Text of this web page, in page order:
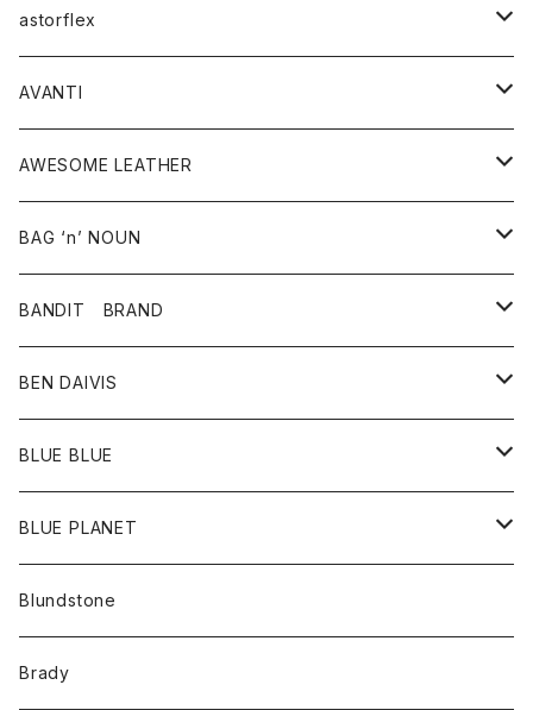
スカート
バッグ
シューズ
アクセサリー
その他雑貨
コート
ジャケット
トップス
ベスト
シャツ
ワンピース
ボトム
スカート
パンツ
グッズ
靴
アクセサリー
ウォレット
バッグ
astorflex
グッズ
靴
AVANTI
シャツ
AWESOME LEATHER
アウター
革ジャケット
BAG ‘n’ NOUN
アクセサリー
バッグ
ポーチ
BANDIT BRAND
トップス
Ｔシャツ
BEN DAIVIS
ポトム
パンツ
BLUE BLUE
アウター
カーディガン
コート
アクセサリー
バッグ
キッズ
BLUE PLANET
サングラス
Blundstone
Brady